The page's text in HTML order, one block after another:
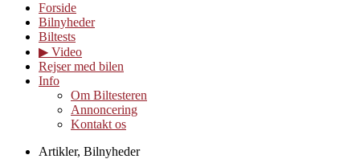
Forside
Bilnyheder
Biltests
▶︎ Video
Rejser med bilen
Info
Om Biltesteren
Annoncering
Kontakt os
Artikler, Bilnyheder